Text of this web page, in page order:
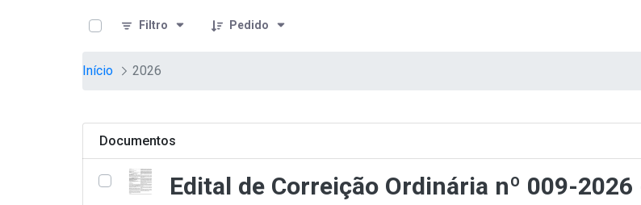
teste descricaoFiltro
Pedido
Início 2026
Documentos
Edital de Correição Ordinária nº 009-2026